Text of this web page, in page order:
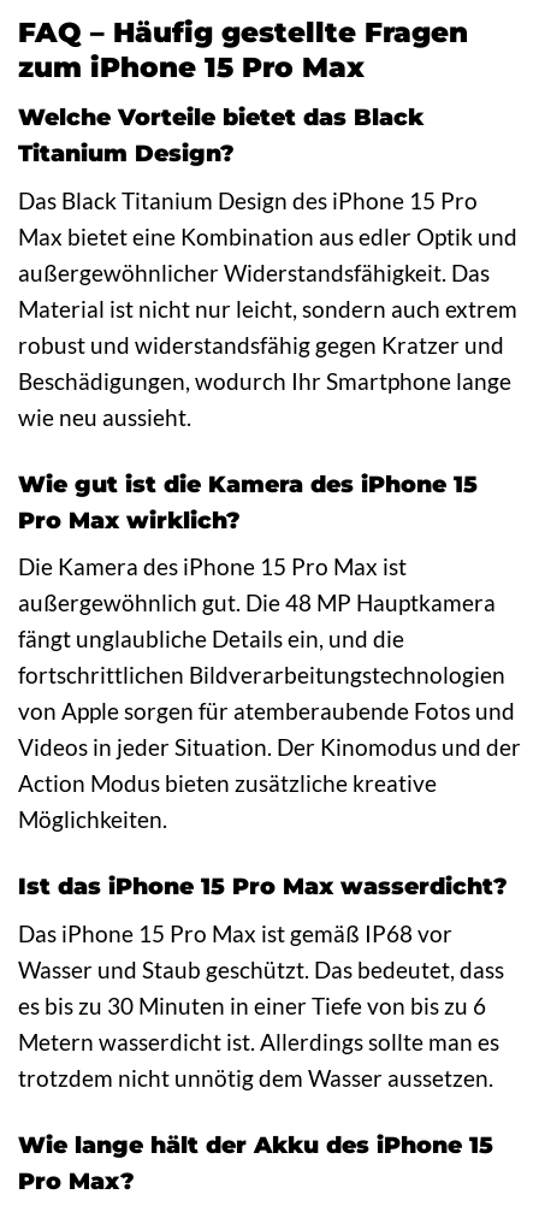
FAQ – Häufig gestellte Fragen
zum iPhone 15 Pro Max
Welche Vorteile bietet das Black
Titanium Design?
Das Black Titanium Design des iPhone 15 Pro
Max bietet eine Kombination aus edler Optik und
außergewöhnlicher Widerstandsfähigkeit. Das
Material ist nicht nur leicht, sondern auch extrem
robust und widerstandsfähig gegen Kratzer und
Beschädigungen, wodurch Ihr Smartphone lange
wie neu aussieht.
Wie gut ist die Kamera des iPhone 15
Pro Max wirklich?
Die Kamera des iPhone 15 Pro Max ist
außergewöhnlich gut. Die 48 MP Hauptkamera
fängt unglaubliche Details ein, und die
fortschrittlichen Bildverarbeitungstechnologien
von Apple sorgen für atemberaubende Fotos und
Videos in jeder Situation. Der Kinomodus und der
Action Modus bieten zusätzliche kreative
Möglichkeiten.
Ist das iPhone 15 Pro Max wasserdicht?
Das iPhone 15 Pro Max ist gemäß IP68 vor
Wasser und Staub geschützt. Das bedeutet, dass
es bis zu 30 Minuten in einer Tiefe von bis zu 6
Metern wasserdicht ist. Allerdings sollte man es
trotzdem nicht unnötig dem Wasser aussetzen.
Wie lange hält der Akku des iPhone 15
Pro Max?